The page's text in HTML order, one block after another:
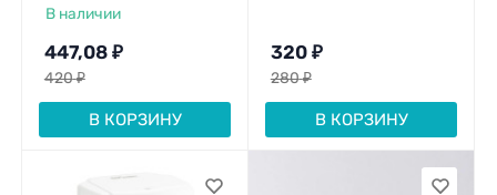
В наличии
447,08 ₽
420₽
В КОРЗИНУ
320 ₽
280₽
В КОРЗИНУ